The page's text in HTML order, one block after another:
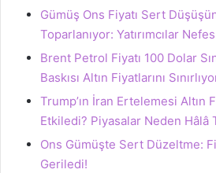
Gümüş Ons Fiyatı Sert
Toparlanıyor: Yatırımcılar
Brent Petrol Fiyatı 100 Dolar
Baskısı Altın Fiyatlarını
Trump’ın İran Ertelemesi Altın
Etkiledi? Piyasalar Neden Hâlâ
Ons Gümüşte Sert Düzeltme:
Geriledi!